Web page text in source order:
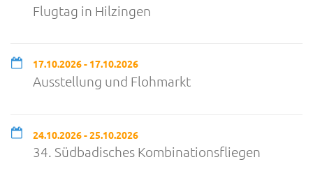
Flugtag in Hilzingen
17.10.2026 - 17.10.2026
Ausstellung und Flohmarkt
24.10.2026 - 25.10.2026
34. Südbadisches Kombinationsfliegen